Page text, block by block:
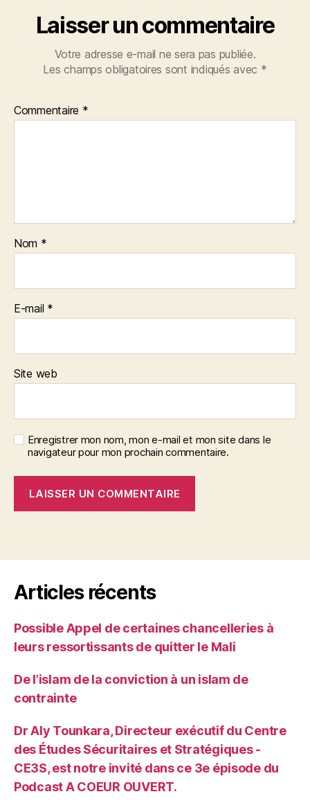
des
de
l’Afrique
Laisser un commentaire
Votre adresse e-mail ne sera pas publiée.
Les champs obligatoires sont indiqués avec *
Commentaire *
Nom *
E-mail *
Site web
Enregistrer mon nom, mon e-mail et mon site dans le
navigateur pour mon prochain commentaire.
Articles récents
Possible Appel de certaines chancelleries à
leurs ressortissants de quitter le Mali
De l’islam de la conviction à un islam de
contrainte
Dr Aly Tounkara, Directeur exécutif du Centre
des Études Sécuritaires et Stratégiques -
CE3S, est notre invité dans ce 3e épisode du
Podcast A COEUR OUVERT.